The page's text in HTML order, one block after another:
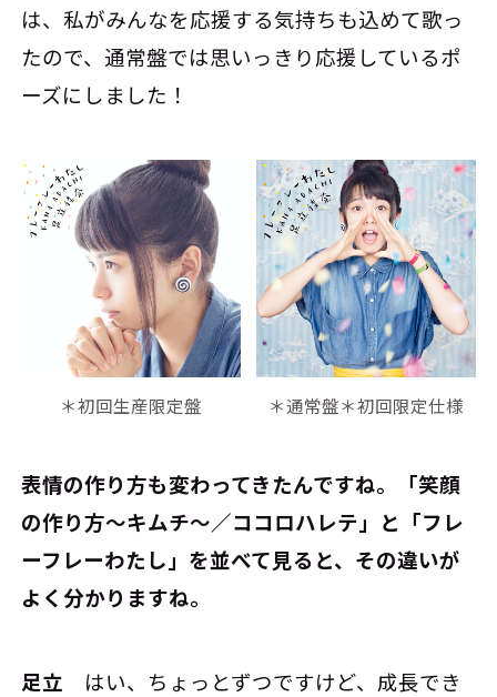
は、私がみんなを応援する気持ちも込めて歌っ
たので、通常盤では思いっきり応援しているポ
ーズにしました！
＊初回生産限定盤 ＊通常盤＊初回限定仕様
――表情の作り方も変わってきたんですね。「笑顔
の作り方～キムチ～／ココロハレテ」と「フレ
ーフレーわたし」を並べて見ると、その違いが
よく分かりますね。
足立 はい、ちょっとずつですけど、成長でき